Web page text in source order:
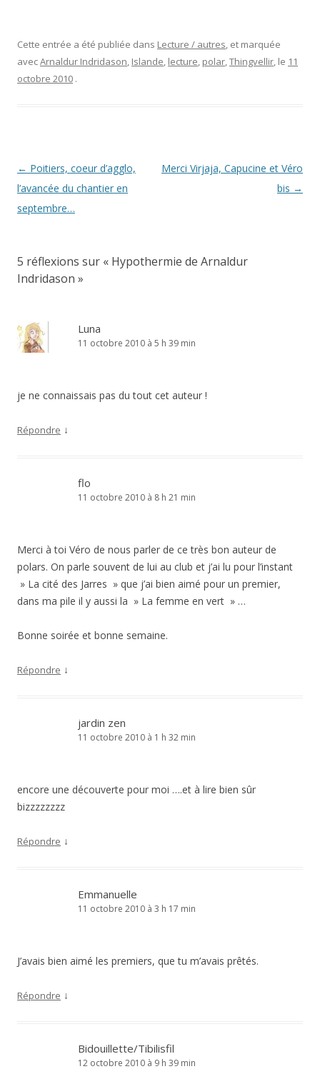
Cette entrée a été publiée dans Lecture / autres, et marquée
avecArnaldur Indridason, Islande, lecture, polar,Thingvellir, le 11
octobre 2010 .
Navigation
des
articles
← Poitiers, coeur d’agglo,
l’avancée du chantier en
septembre…
Merci Virjaja, Capucine et Véro
bis →
5 réflexions sur « Hypothermie de Arnaldur
Indridason »
Luna
11 octobre 2010 à 5 h 39 min
je ne connaissais pas du tout cet auteur !
Répondre ↓
flo
11 octobre 2010 à 8 h 21 min
Merci à toi Véro de nous parler de ce très bon auteur de
polars. On parle souvent de lui au club et j’ai lu pour l’instant
» La cité des Jarres » que j’ai bien aimé pour un premier,
dans ma pile il y aussi la » La femme en vert » …
Bonne soirée et bonne semaine.
Répondre ↓
jardin zen
11 octobre 2010 à 1 h 32 min
encore une découverte pour moi ….et à lire bien sûr
bizzzzzzzz
Répondre ↓
Emmanuelle
11 octobre 2010 à 3 h 17 min
J’avais bien aimé les premiers, que tu m’avais prêtés.
Répondre ↓
Bidouillette/Tibilisfil
12 octobre 2010 à 9 h 39 min